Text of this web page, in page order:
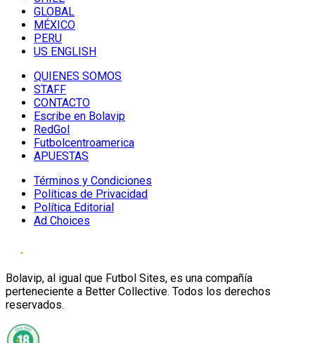
GLOBAL
MÉXICO
PERU
US ENGLISH
QUIENES SOMOS
STAFF
CONTACTO
Escribe en Bolavip
RedGol
Futbolcentroamerica
APUESTAS
Términos y Condiciones
Políticas de Privacidad
Política Editorial
Ad Choices
Bolavip, al igual que Futbol Sites, es una compañía
perteneciente a Better Collective. Todos los derechos
reservados.